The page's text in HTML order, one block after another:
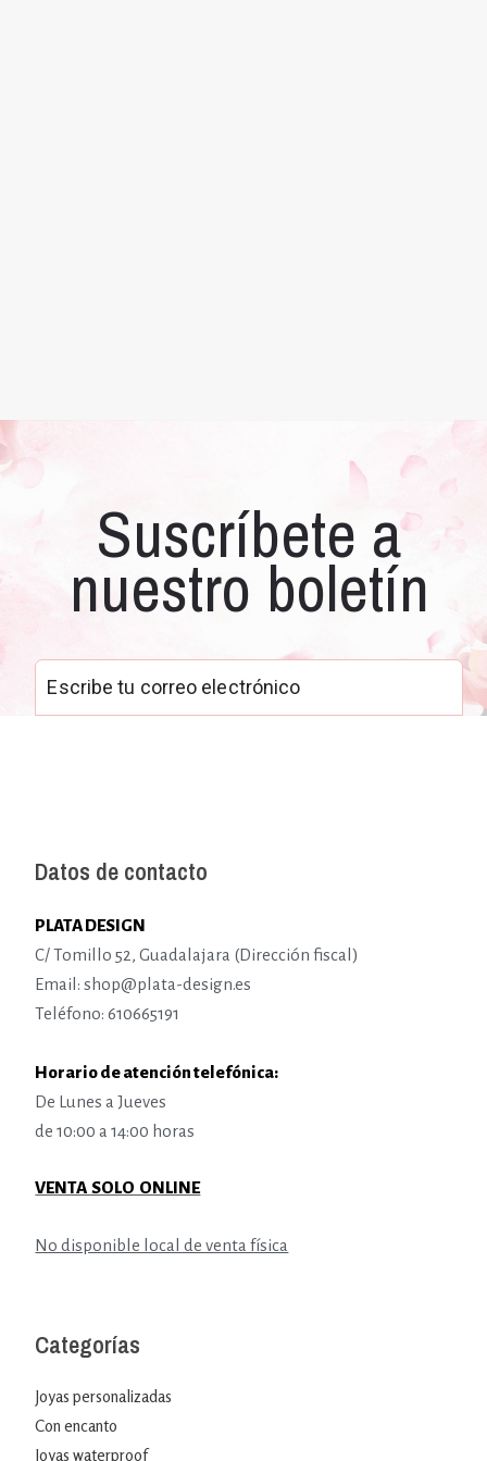
Suscríbete a
nuestro boletín
Datos de contacto
PLATA DESIGN
C/ Tomillo 52, Guadalajara (Dirección fiscal)
Email: shop@plata-design.es
Teléfono: 610665191
Horario de atención telefónica:
De Lunes a Jueves
de 10:00 a 14:00 horas
VENTA SOLO ONLINE
No disponible local de venta física
Categorías
Joyas personalizadas
Con encanto
Joyas waterproof